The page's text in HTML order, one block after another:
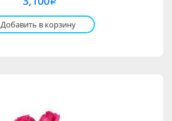
Добавить в корзину